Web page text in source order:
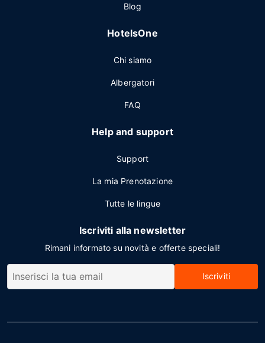
Blog
HotelsOne
Chi siamo
Albergatori
FAQ
Help and support
Support
La mia Prenotazione
Tutte le lingue
Iscriviti alla newsletter
Rimani informato su novità e offerte speciali!
Iscriviti